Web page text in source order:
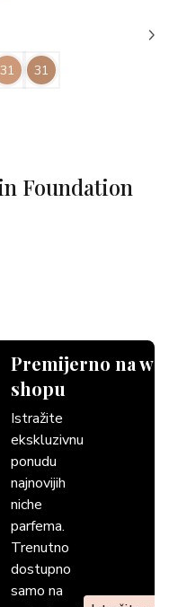
Foundation
Premijerno na
shopu
Istražite
ekskluzivnu
ponudu
najnovijih
niche
parfema.
Trenutno
dostupno
samo na
31
31